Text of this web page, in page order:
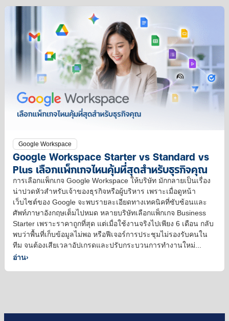
ไหม?
ขึ้น
AI
Google Workspace
Google Workspace Starter vs Standard vs
Plus เลือกแพ็กเกจไหนคุ้มที่สุดสำหรับธุรกิจคุณ
การเลือกแพ็กเกจ Google Workspace ให้บริษัท มักกลายเป็นเรื่อง
น่าปวดหัวสำหรับเจ้าของธุรกิจหรือผู้บริหาร เพราะเมื่อดูหน้า
เว็บไซต์ของ Google จะพบรายละเอียดทางเทคนิคที่ซับซ้อนและ
ศัพท์ภาษาอังกฤษเต็มไปหมด หลายบริษัทเลือกแพ็กเกจ Business
Starter เพราะราคาถูกที่สุด แต่เมื่อใช้งานจริงไปเพียง 6 เดือน กลับ
พบว่าพื้นที่เก็บข้อมูลไม่พอ หรือฟีเจอร์การประชุมไม่รองรับคนใน
ทีม จนต้องเสียเวลาอัปเกรดและปรับกระบวนการทำงานใหม่...
อ่าน›